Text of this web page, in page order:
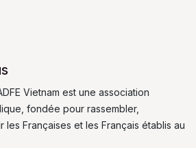
Vietnam est une association
fondée pour rassembler,
Françaises et les Français établis au